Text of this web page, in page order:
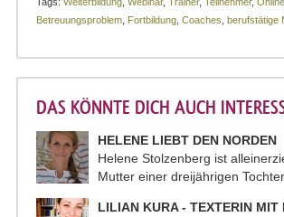
Betreuungsproblem Fortbildung Coaches berufstätige
DAS KÖNNTE DICH AUCH
HELENE LIEBT DEN NORDEN
Helene Stolzenberg ist
Mutter einer dreijährigen
LILIAN KURA - TEXTERIN MIT